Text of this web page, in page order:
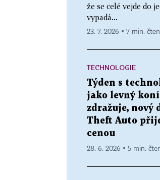
že se celé vejde do
vypadá...
23. 7. 2026 ▪ 7 min.
TECHNOLOGIE
Týden s
jako levný
zdražuje, nový
Theft Auto
cenou
28. 6. 2026 ▪ 5 min.